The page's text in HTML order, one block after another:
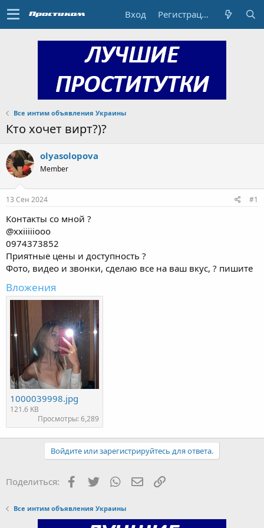
Вход Регистрация
Все интим объявления Украины
Кто хочет вирт?)?
olyasolopova
Member
13 Сен 2024 #1
Контакты со мной ?
@xxiiiiiooo
0974373852
Приятные цены и доступность ?
Фото, видео и звонки, сделаю все на ваш вкус, ? пишите
Вложения
1000039998.jpg
121.6 KB
Просмотры: 6,289
Войдите или зарегистрируйтесь для ответа.
Поделиться: Facebook
TwitterWhatsAppЭлектронная почта
Ссылка
Все интим объявления Украины